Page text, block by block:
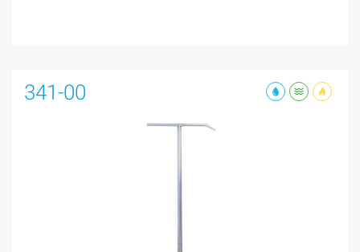
341-00